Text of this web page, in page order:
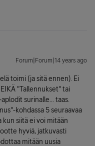
Forum|Forum|14 years ago
toimi (ja sitä ennen). Ei
"Tallennukset" tai
surinalle... taas.
kohdassa 5 seuraavaa
siitä ei voi mitään
hyviä, jatkuvasti
mitään uusia